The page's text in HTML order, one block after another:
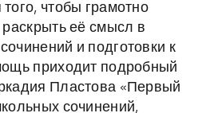
чтобы грамотно
раскрыть её смысл в
и подготовки к
приходит подробный
Пластова «Первый
сочинений,